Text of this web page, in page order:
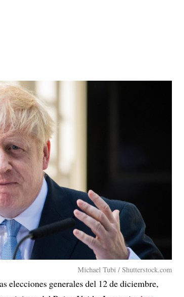
Michael Tubi / Shutterstock.com
elecciones generales del 12 de diciembre,